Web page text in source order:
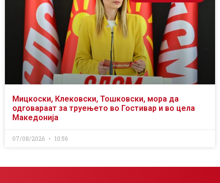
Мицкоски, Клековски, Тошковски, мора да
одговараат за труењето во Гостивар и во цела
Македонија
07/08/2026 10:56